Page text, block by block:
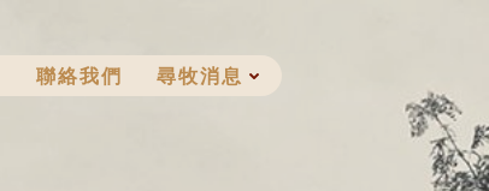
聯絡我們 尋牧消息